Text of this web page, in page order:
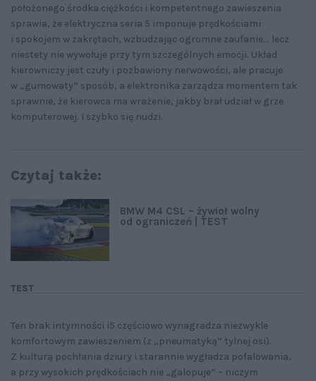
położonego środka ciężkości i kompetentnego zawieszenia
sprawia, że elektryczna seria 5 imponuje prędkościami
i spokojem w zakrętach, wzbudzając ogromne zaufanie... lecz
niestety nie wywołuje przy tym szczególnych emocji. Układ
kierowniczy jest czuły i pozbawiony nerwowości, ale pracuje
w „gumowaty” sposób, a elektronika zarządza momentem tak
sprawnie, że kierowca ma wrażenie, jakby brał udział w grze
komputerowej. I szybko się nudzi.
Czytaj także:
TEST
BMW M4 CSL – żywioł wolny
od ograniczeń | TEST
Ten brak intymności i5 częściowo wynagradza niezwykle
komfortowym zawieszeniem (z „pneumatyką” tylnej osi).
Z kulturą pochłania dziury i starannie wygładza pofalowania,
a przy wysokich prędkościach nie „galopuje” – niczym